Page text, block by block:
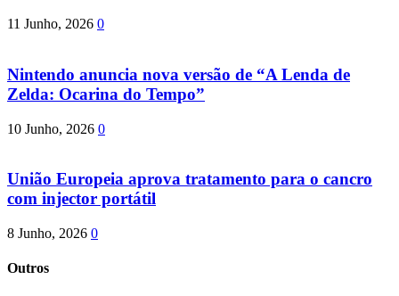
11 Junho, 2026 0
Nintendo anuncia nova versão de “A Lenda de
Zelda: Ocarina do Tempo”
10 Junho, 2026 0
União Europeia aprova tratamento para o cancro
com injector portátil
8 Junho, 2026 0
Outros